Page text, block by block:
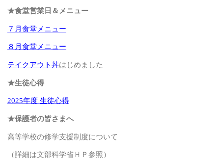
★食堂営業日＆メニュー
７月食堂メニュー
８月食堂メニュー
テイクアウト丼はじめました
★生徒心得
2025年度 生徒心得
★保護者の皆さまへ
高等学校の修学支援制度について
（詳細は文部科学省ＨＰ参照）